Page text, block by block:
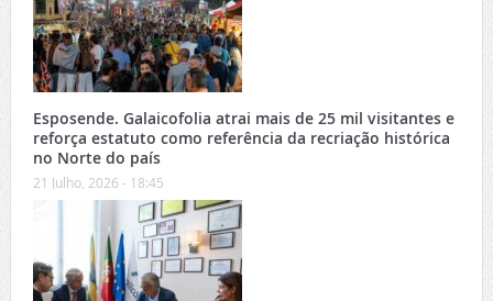
Esposende. Galaicofolia atrai mais de 25 mil visitantes e
reforça estatuto como referência da recriação histórica
no Norte do país
21 Julho, 2026 - 18:45